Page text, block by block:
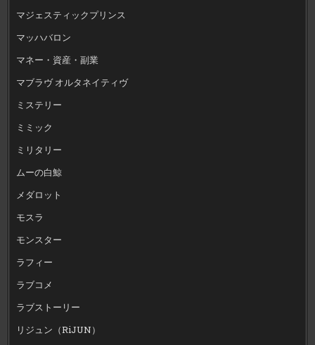
マジェスティックプリンス
マッハバロン
マネー・資産・副業
マブラヴ オルタネイティヴ
ミステリー
ミミック
ミリタリー
ムーの白鯨
メダロット
モスラ
モンスター
ラフィー
ラブコメ
ラブストーリー
リジュン（RiJUN）